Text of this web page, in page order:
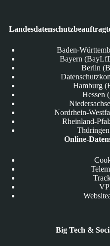
Baden-
Bayern
Berlin
Hamburg
Hessen
Nordrhein-
Rheinland-
Online-
Big Tech &